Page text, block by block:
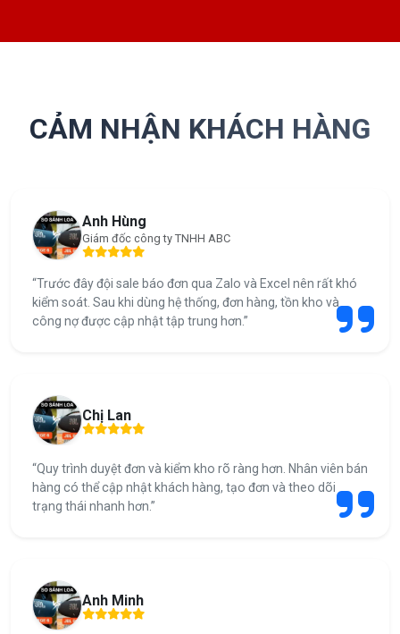
CẢM NHẬN KHÁCH HÀNG
Anh Hùng
Giám đốc công ty TNHH ABC
“Trước đây đội sale báo đơn qua Zalo và Excel nên rất khó
kiểm soát. Sau khi dùng hệ thống, đơn hàng, tồn kho và
công nợ được cập nhật tập trung hơn.”
Chị Lan
“Quy trình duyệt đơn và kiểm kho rõ ràng hơn. Nhân viên bán
hàng có thể cập nhật khách hàng, tạo đơn và theo dõi
trạng thái nhanh hơn.”
Anh Minh